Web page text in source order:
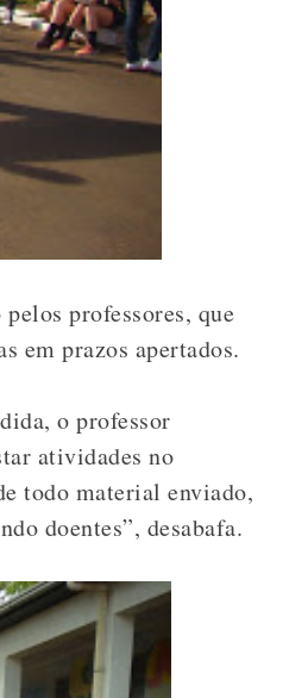
professores, que
em prazos apertados.
o professor
atividades no
todo material enviado,
doentes”, desabafa.